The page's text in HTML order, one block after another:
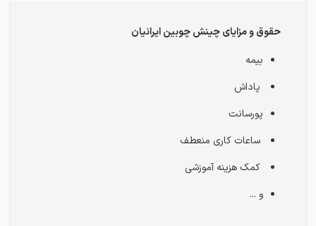
حقوق و مزایای چینش چوبین ایرانیان
بیمه
پاداش
پورسانت
ساعات کاری منعطف
کمک هزینه آموزشی
و ...